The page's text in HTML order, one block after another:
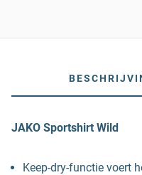
JAKO Sportshirt Wild
Keep-dry-functie voert